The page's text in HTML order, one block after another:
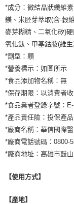
*成分：微結晶狀纖維
鎂、米胚芽萃取(含-穀
麥芽糊精、二氧化矽)
氧化鈦、甲基鈷胺(維
*劑型：顆
*營養標示：如圖所示
*食品添加物名稱：無
*保存期限：以消費者
*食品業者登錄字號：
*產品責任險：投保產
*廠商名稱：華信國際
*廠商電話號碼：0800-
*廠商地址：高雄市鼓
【使用方式】
【產地】